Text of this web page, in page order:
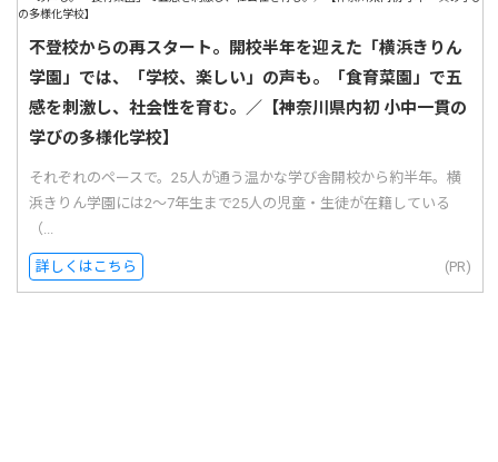
不登校からの再スタート。開校半年を迎えた「横浜きりん
学園」では、「学校、楽しい」の声も。「食育菜園」で五
感を刺激し、社会性を育む。／【神奈川県内初 小中一貫の
学びの多様化学校】
それぞれのペースで。25人が通う温かな学び舎開校から約半年。横
浜きりん学園には2〜7年生まで25人の児童・生徒が在籍している
（...
詳しくはこちら (PR)